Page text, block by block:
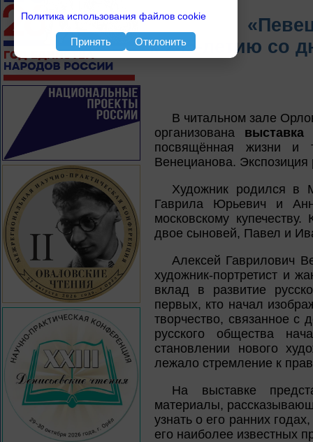
к 245-летию со
В читальном зале
организована выставка
посвящённая жизни и
Венецианова. Экспозиция
Художник родился в
Гаврила Юрьевич и
московскому
двое сыновей, Павел и
Алексей Гаврилович
художник-портретист и
вклад в развитие
первых, кто начал
творчество, связанное с
русского общества
становлении нового
лежало стремление к
На выставке
материалы,
узнать о его ранних
его наиболее известных
Политика использования файлов cookie
Принять Отклонить